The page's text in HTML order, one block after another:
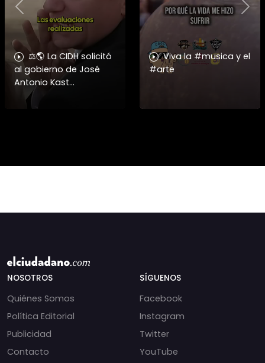
⚖️🌎 La CIDH solicitó
al gobierno de José
Antonio Kast
información detallada
sobre cambios
Viva la #musica y el
#arte
Previous
NOSOTROS
Quiénes Somos
Política Editorial
Publicidad
Contacto
SÍGUENOS
Facebook
Instagram
Twitter
YouTube